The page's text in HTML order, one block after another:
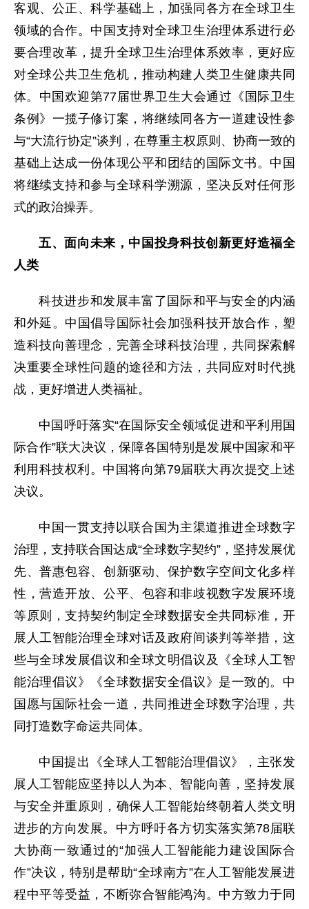
客观、公正、科学基础上，加强同各方在全球卫生
领域的合作。中国支持对全球卫生治理体系进行必
要合理改革，提升全球卫生治理体系效率，更好应
对全球公共卫生危机，推动构建人类卫生健康共同
体。中国欢迎第77届世界卫生大会通过《国际卫生
条例》一揽子修订案，将继续同各方一道建设性参
与“大流行协定”谈判，在尊重主权原则、协商一致的
基础上达成一份体现公平和团结的国际文书。中国
将继续支持和参与全球科学溯源，坚决反对任何形
式的政治操弄。
五、面向未来，中国投身科技创新更好造福全
人类
科技进步和发展丰富了国际和平与安全的内涵
和外延。中国倡导国际社会加强科技开放合作，塑
造科技向善理念，完善全球科技治理，共同探索解
决重要全球性问题的途径和方法，共同应对时代挑
战，更好增进人类福祉。
中国呼吁落实“在国际安全领域促进和平利用国
际合作”联大决议，保障各国特别是发展中国家和平
利用科技权利。中国将向第79届联大再次提交上述
决议。
中国一贯支持以联合国为主渠道推进全球数字
治理，支持联合国达成“全球数字契约”，坚持发展优
先、普惠包容、创新驱动、保护数字空间文化多样
性，营造开放、公平、包容和非歧视数字发展环境
等原则，支持契约制定全球数据安全共同标准，开
展人工智能治理全球对话及政府间谈判等举措，这
些与全球发展倡议和全球文明倡议及《全球人工智
能治理倡议》《全球数据安全倡议》是一致的。中
国愿与国际社会一道，共同推进全球数字治理，共
同打造数字命运共同体。
中国提出《全球人工智能治理倡议》，主张发
展人工智能应坚持以人为本、智能向善，坚持发展
与安全并重原则，确保人工智能始终朝着人类文明
进步的方向发展。中方呼吁各方切实落实第78届联
大协商一致通过的“加强人工智能能力建设国际合
作”决议，特别是帮助“全球南方”在人工智能发展进
程中平等受益，不断弥合智能鸿沟。中方致力于同